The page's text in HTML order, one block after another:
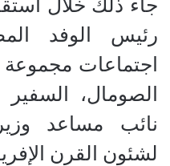
جاء ذلك خلال
رئيس الوفد
اجتماعات مجموعة
الصومال،
نائب مساعد
لشئون القرن